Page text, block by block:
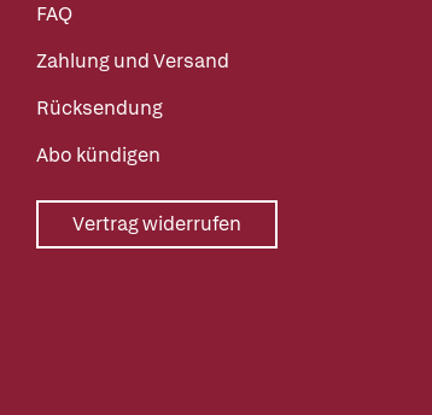
FAQ
Zahlung und Versand
Rücksendung
Abo kündigen
Vertrag widerrufen